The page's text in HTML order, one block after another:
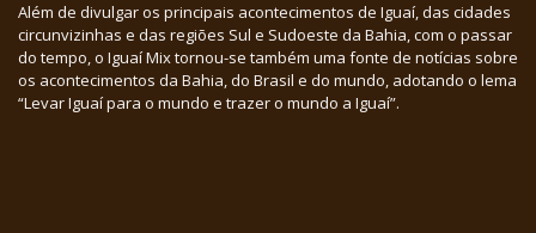
Além de divulgar os principais acontecimentos de Iguaí, das cidades
circunvizinhas e das regiões Sul e Sudoeste da Bahia, com o passar
do tempo, o Iguaí Mix tornou-se também uma fonte de notícias sobre
os acontecimentos da Bahia, do Brasil e do mundo, adotando o lema
“Levar Iguaí para o mundo e trazer o mundo a Iguaí”.